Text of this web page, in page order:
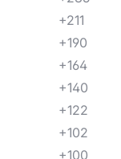
+211
+190
+164
+140
+122
+102
+100